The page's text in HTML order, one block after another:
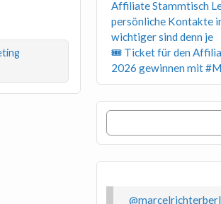
Affiliate Stammtisch
persönliche Kontakte
wichtiger sind denn je
🎟 Ticket für den
2026 gewinnen mit
Suchen